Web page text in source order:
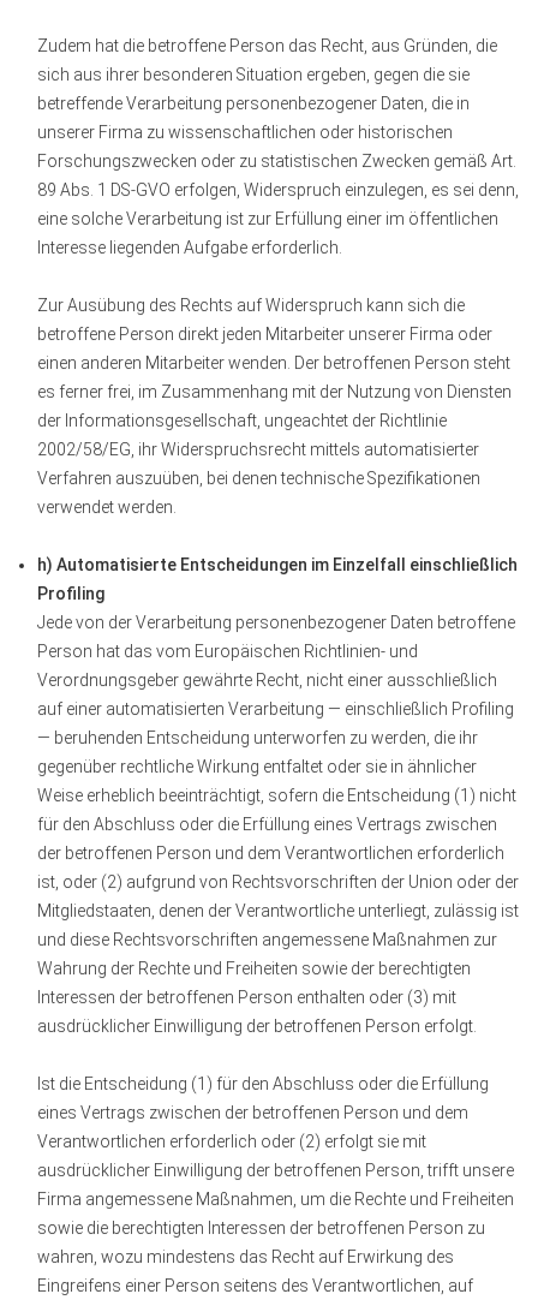
Zudem hat die betroffene Person das Recht, aus Gründen, die
sich aus ihrer besonderen Situation ergeben, gegen die sie
betreffende Verarbeitung personenbezogener Daten, die in
unserer Firma zu wissenschaftlichen oder historischen
Forschungszwecken oder zu statistischen Zwecken gemäß Art.
89 Abs. 1 DS-GVO erfolgen, Widerspruch einzulegen, es sei denn,
eine solche Verarbeitung ist zur Erfüllung einer im öffentlichen
Interesse liegenden Aufgabe erforderlich.
Zur Ausübung des Rechts auf Widerspruch kann sich die
betroffene Person direkt jeden Mitarbeiter unserer Firma oder
einen anderen Mitarbeiter wenden. Der betroffenen Person steht
es ferner frei, im Zusammenhang mit der Nutzung von Diensten
der Informationsgesellschaft, ungeachtet der Richtlinie
2002/58/EG, ihr Widerspruchsrecht mittels automatisierter
Verfahren auszuüben, bei denen technische Spezifikationen
verwendet werden.
h) Automatisierte Entscheidungen im Einzelfall einschließlich
Profiling
Jede von der Verarbeitung personenbezogener Daten betroffene
Person hat das vom Europäischen Richtlinien- und
Verordnungsgeber gewährte Recht, nicht einer ausschließlich
auf einer automatisierten Verarbeitung — einschließlich Profiling
— beruhenden Entscheidung unterworfen zu werden, die ihr
gegenüber rechtliche Wirkung entfaltet oder sie in ähnlicher
Weise erheblich beeinträchtigt, sofern die Entscheidung (1) nicht
für den Abschluss oder die Erfüllung eines Vertrags zwischen
der betroffenen Person und dem Verantwortlichen erforderlich
ist, oder (2) aufgrund von Rechtsvorschriften der Union oder der
Mitgliedstaaten, denen der Verantwortliche unterliegt, zulässig ist
und diese Rechtsvorschriften angemessene Maßnahmen zur
Wahrung der Rechte und Freiheiten sowie der berechtigten
Interessen der betroffenen Person enthalten oder (3) mit
ausdrücklicher Einwilligung der betroffenen Person erfolgt.
Ist die Entscheidung (1) für den Abschluss oder die Erfüllung
eines Vertrags zwischen der betroffenen Person und dem
Verantwortlichen erforderlich oder (2) erfolgt sie mit
ausdrücklicher Einwilligung der betroffenen Person, trifft unsere
Firma angemessene Maßnahmen, um die Rechte und Freiheiten
sowie die berechtigten Interessen der betroffenen Person zu
wahren, wozu mindestens das Recht auf Erwirkung des
Eingreifens einer Person seitens des Verantwortlichen, auf